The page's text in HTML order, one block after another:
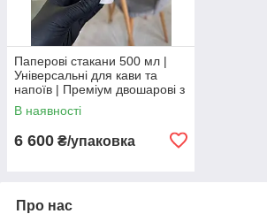
Паперові стакани 500 мл |
Універсальні для кави та
напоїв | Преміум двошарові з
логотипом і ламінацією
(паковання 1000 шт.)
В наявності
6 600 ₴/упаковка
Про нас